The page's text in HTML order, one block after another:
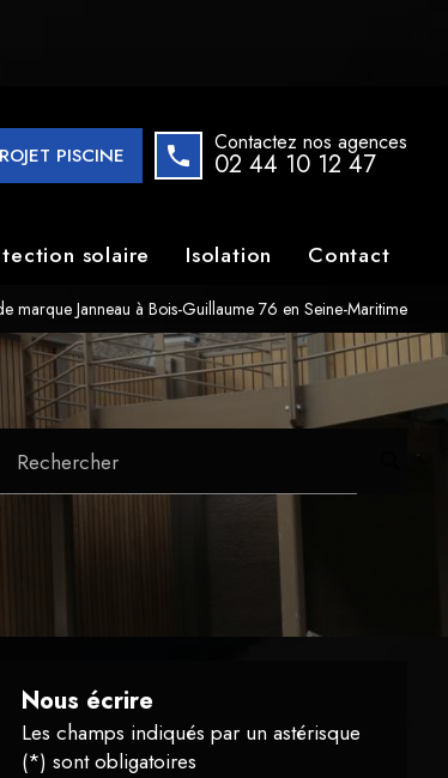
PISCINE Contactez nos agences
02 44 10 12 47
solaire Isolation Contact
marque Janneau à Bois-Guillaume 76 en Seine-Maritime
Rechercher
Nous écrire
Les champs indiqués par un astérisque
(*) sont obligatoires